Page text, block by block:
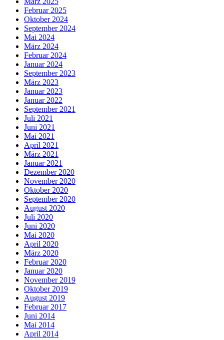
Februar 2025
Oktober 2024
September 2024
Mai 2024
März 2024
Februar 2024
Januar 2024
September 2023
März 2023
Januar 2023
Januar 2022
September 2021
Juli 2021
Juni 2021
Mai 2021
April 2021
März 2021
Januar 2021
Dezember 2020
November 2020
Oktober 2020
September 2020
August 2020
Juli 2020
Juni 2020
Mai 2020
April 2020
März 2020
Februar 2020
Januar 2020
November 2019
Oktober 2019
August 2019
Februar 2017
Juni 2014
Mai 2014
April 2014